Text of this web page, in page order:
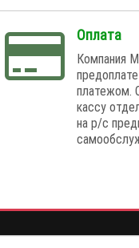
Оплата
Компания
платежом.
кассу
на р/с